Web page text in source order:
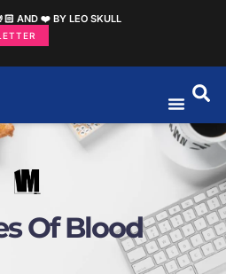
AND ❤️ BY LEO SKULL
Of Blood